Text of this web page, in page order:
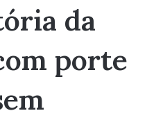
da
porte